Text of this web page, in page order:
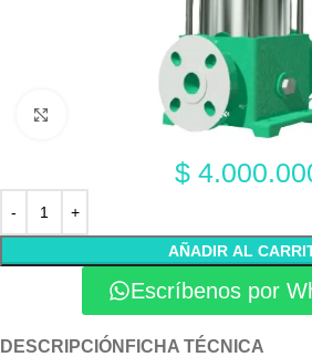
Click to enlarge
$
AÑADIR AL
Escríbenos por
DESCRIPCIÓN FICHA TÉCNICA